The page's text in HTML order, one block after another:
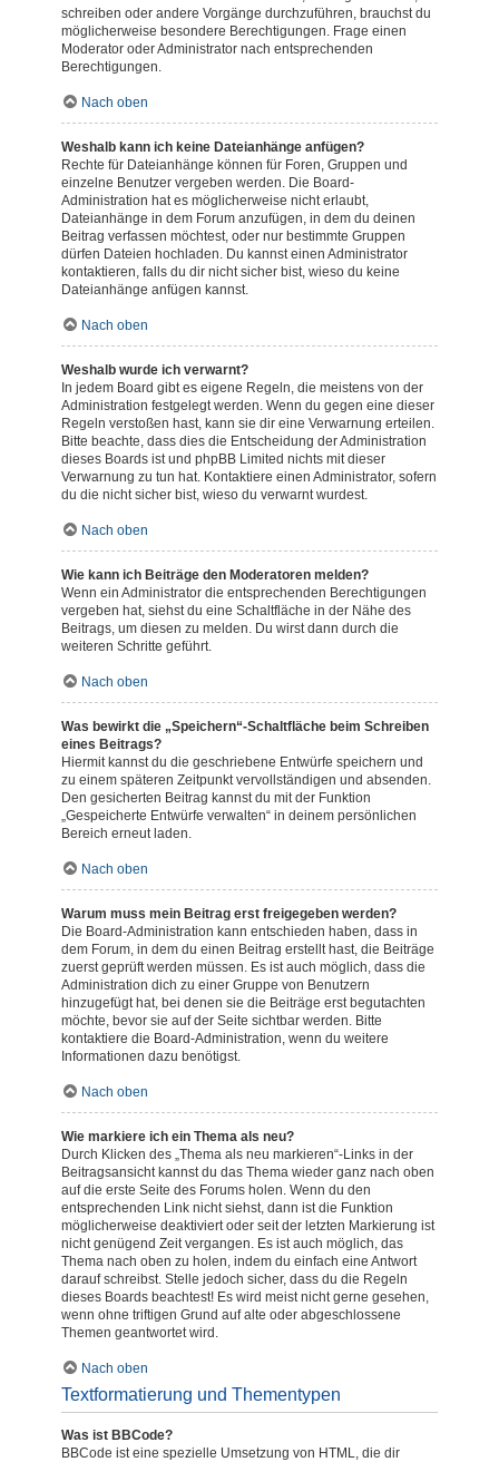
schreiben oder andere Vorgänge durchzuführen, brauchst du
möglicherweise besondere Berechtigungen. Frage einen
Moderator oder Administrator nach entsprechenden
Berechtigungen.
Nach oben
Weshalb kann ich keine Dateianhänge anfügen?
Rechte für Dateianhänge können für Foren, Gruppen und
einzelne Benutzer vergeben werden. Die Board-
Administration hat es möglicherweise nicht erlaubt,
Dateianhänge in dem Forum anzufügen, in dem du deinen
Beitrag verfassen möchtest, oder nur bestimmte Gruppen
dürfen Dateien hochladen. Du kannst einen Administrator
kontaktieren, falls du dir nicht sicher bist, wieso du keine
Dateianhänge anfügen kannst.
Nach oben
Weshalb wurde ich verwarnt?
In jedem Board gibt es eigene Regeln, die meistens von der
Administration festgelegt werden. Wenn du gegen eine dieser
Regeln verstoßen hast, kann sie dir eine Verwarnung erteilen.
Bitte beachte, dass dies die Entscheidung der Administration
dieses Boards ist und phpBB Limited nichts mit dieser
Verwarnung zu tun hat. Kontaktiere einen Administrator, sofern
du die nicht sicher bist, wieso du verwarnt wurdest.
Nach oben
Wie kann ich Beiträge den Moderatoren melden?
Wenn ein Administrator die entsprechenden Berechtigungen
vergeben hat, siehst du eine Schaltfläche in der Nähe des
Beitrags, um diesen zu melden. Du wirst dann durch die
weiteren Schritte geführt.
Nach oben
Was bewirkt die „Speichern“-Schaltfläche beim Schreiben
eines Beitrags?
Hiermit kannst du die geschriebene Entwürfe speichern und
zu einem späteren Zeitpunkt vervollständigen und absenden.
Den gesicherten Beitrag kannst du mit der Funktion
„Gespeicherte Entwürfe verwalten“ in deinem persönlichen
Bereich erneut laden.
Nach oben
Warum muss mein Beitrag erst freigegeben werden?
Die Board-Administration kann entschieden haben, dass in
dem Forum, in dem du einen Beitrag erstellt hast, die Beiträge
zuerst geprüft werden müssen. Es ist auch möglich, dass die
Administration dich zu einer Gruppe von Benutzern
hinzugefügt hat, bei denen sie die Beiträge erst begutachten
möchte, bevor sie auf der Seite sichtbar werden. Bitte
kontaktiere die Board-Administration, wenn du weitere
Informationen dazu benötigst.
Nach oben
Wie markiere ich ein Thema als neu?
Durch Klicken des „Thema als neu markieren“-Links in der
Beitragsansicht kannst du das Thema wieder ganz nach oben
auf die erste Seite des Forums holen. Wenn du den
entsprechenden Link nicht siehst, dann ist die Funktion
möglicherweise deaktiviert oder seit der letzten Markierung ist
nicht genügend Zeit vergangen. Es ist auch möglich, das
Thema nach oben zu holen, indem du einfach eine Antwort
darauf schreibst. Stelle jedoch sicher, dass du die Regeln
dieses Boards beachtest! Es wird meist nicht gerne gesehen,
wenn ohne triftigen Grund auf alte oder abgeschlossene
Themen geantwortet wird.
Nach oben
Textformatierung und Thementypen
Was ist BBCode?
BBCode ist eine spezielle Umsetzung von HTML, die dir